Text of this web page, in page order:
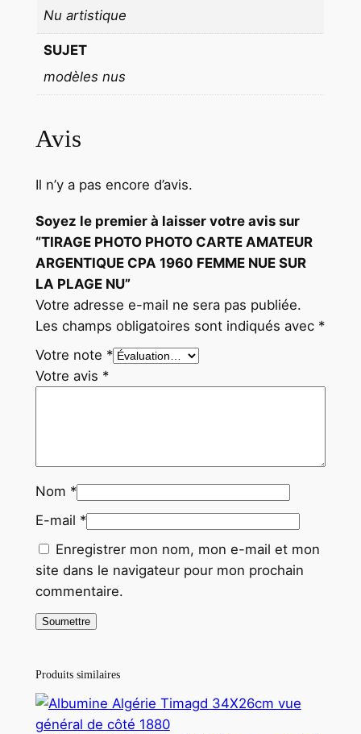
M
N
E
S
U
R
L
A
P
A
G
Nu artistique
SUJET
modèles nus
Avis
Il n’y a pas encore d’avis.
Soyez le premier à laisser votre avis sur
“TIRAGE PHOTO PHOTO CARTE AMATEUR
ARGENTIQUE CPA 1960 FEMME NUE SUR
LA PLAGE NU”
Votre adresse e-mail ne sera pas publiée.
Les champs obligatoires sont indiqués avec *
Votre note *
Votre avis *
Nom *
E-mail *
Enregistrer mon nom, mon e-mail et mon
site dans le navigateur pour mon prochain
commentaire.
Produits similaires